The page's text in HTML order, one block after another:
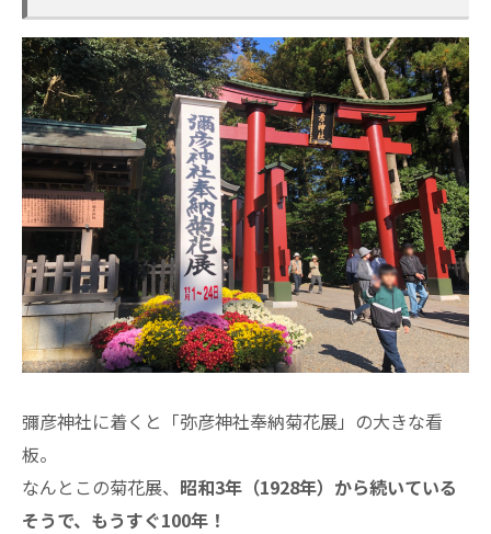
彌彦神社に着くと「弥彦神社奉納菊花展」の大きな看
板。
なんとこの菊花展、 昭和3年（1928年）から続いている
そうで、もうすぐ100年！